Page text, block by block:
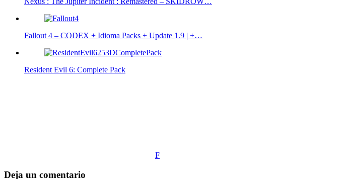
Fallout 4 – CODEX + Idioma Packs + Update 1.9 | +…
Resident Evil 6: Complete Pack
F
Deja un comentario